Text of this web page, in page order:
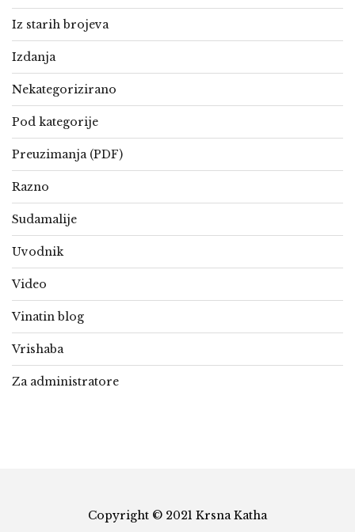
Iz starih brojeva
Izdanja
Nekategorizirano
Pod kategorije
Preuzimanja (PDF)
Razno
Sudamalije
Uvodnik
Video
Vinatin blog
Vrishaba
Za administratore
Copyright © 2021 Krsna Katha